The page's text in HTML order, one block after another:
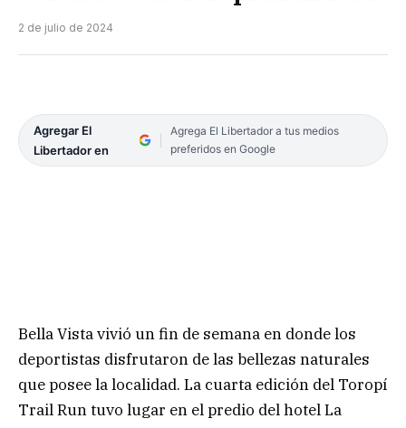
2 de julio de 2024
Agregar El
Libertador en
Agrega El Libertador a tus medios
preferidos en Google
Bella Vista vivió un fin de semana en donde los
deportistas disfrutaron de las bellezas naturales
que posee la localidad. La cuarta edición del Toropí
Trail Run tuvo lugar en el predio del hotel La